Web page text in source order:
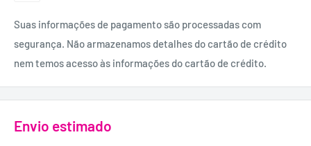
Suas informações de pagamento são processadas com
segurança. Não armazenamos detalhes do cartão de crédito
nem temos acesso às informações do cartão de crédito.
Envio estimado